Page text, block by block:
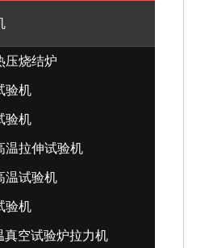
压烧结炉
验机
验机
温拉伸试验机
温试验机
验机
真空试验炉拉力机